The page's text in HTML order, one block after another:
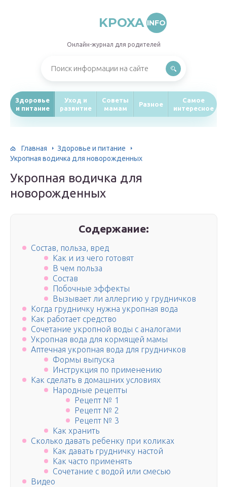
KPOXA INFO
Онлайн-журнал для родителей
Здоровье
и питание
Уход и
развитие
Советы
мамам
Разное
Самое
интересное
Главная
Здоровье и питание
Укропная водичка для новорожденных
Укропная водичка для
новорожденных
Содержание:
Состав, польза, вред
Как и из чего готовят
В чем польза
Состав
Побочные эффекты
Вызывает ли аллергию у грудничков
Когда грудничку нужна укропная вода
Как работает средство
Сочетание укропной воды с аналогами
Укропная вода для кормящей мамы
Аптечная укропная вода для грудничков
Формы выпуска
Инструкция по применению
Как сделать в домашних условиях
Народные рецепты
Рецепт № 1
Рецепт № 2
Рецепт № 3
Как хранить
Сколько давать ребенку при коликах
Как давать грудничку настой
Как часто применять
Сочетание с водой или смесью
Видео